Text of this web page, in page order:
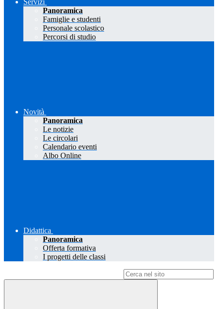
Servizi
Panoramica
Famiglie e studenti
Personale scolastico
Percorsi di studio
Novità
Panoramica
Le notizie
Le circolari
Calendario eventi
Albo Online
Didattica
Panoramica
Offerta formativa
I progetti delle classi